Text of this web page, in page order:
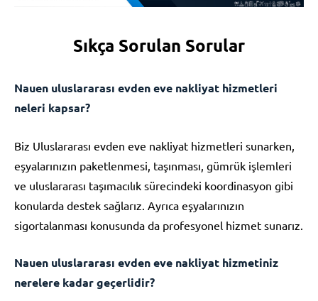
Sıkça Sorulan Sorular
Nauen uluslararası evden eve nakliyat hizmetleri
neleri kapsar?
Biz Uluslararası evden eve nakliyat hizmetleri sunarken,
eşyalarınızın paketlenmesi, taşınması, gümrük işlemleri
ve uluslararası taşımacılık sürecindeki koordinasyon gibi
konularda destek sağlarız. Ayrıca eşyalarınızın
sigortalanması konusunda da profesyonel hizmet sunarız.
Nauen uluslararası evden eve nakliyat hizmetiniz
nerelere kadar geçerlidir?